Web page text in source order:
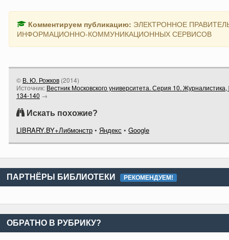
Комментируем публикацию: ЭЛЕКТРОННОЕ
ИНФОРМАЦИОННО-КОММУНИКАЦИОННЫХ СЕРВИСОВ
© В. Ю. Рожков (2014)
Источник: Вестник Московского университета. Серия 10.
134-140 →
Искать похожие?
LIBRARY.BY+Либмонстр • Яндекс • Google
ПАРТНЁРЫ БИБЛИОТЕКИ РЕКОМЕНДУЕМ!
ОБРАТНО В РУБРИКУ?